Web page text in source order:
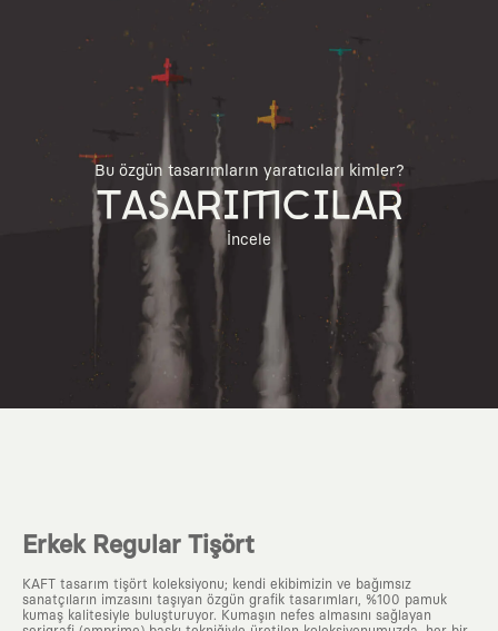
Bu özgün tasarımların yaratıcıları kimler?
TASARIMCILAR
İncele
Erkek Regular Tişört
KAFT tasarım tişört koleksiyonu; kendi ekibimizin ve bağımsız
sanatçıların imzasını taşıyan özgün grafik tasarımları, %100 pamuk
kumaş kalitesiyle buluşturuyor. Kumaşın nefes almasını sağlayan